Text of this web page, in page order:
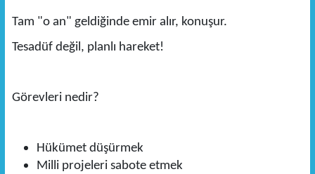
Tam "o an" geldiğinde emir alır, konuşur.
Tesadüf değil, planlı hareket!
Görevleri nedir?
Hükümet düşürmek
Milli projeleri sabote etmek